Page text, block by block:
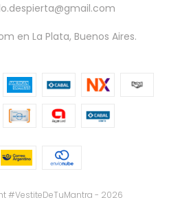
en La Plata, Buenos Aires.
#VestiteDeTuMantra - 2026